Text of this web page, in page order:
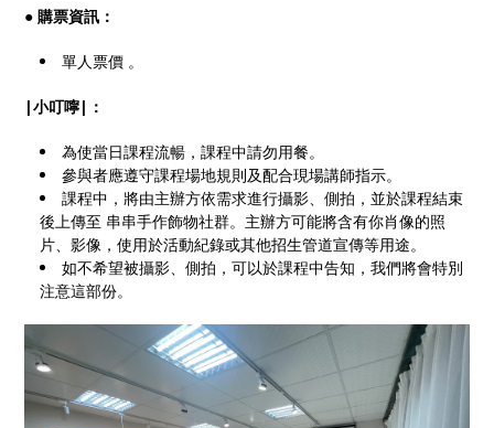
●購票資訊：
單人票價 。
|小叮嚀|：
為使當日課程流暢，課程中請勿用餐。
參與者應遵守課程場地規則及配合現場講師指示。
課程中，將由主辦方依需求進行攝影、側拍，並於課程結束
後上傳至 串串手作飾物社群。主辦方可能將含有你肖像的照
片、影像，使用於活動紀錄或其他招生管道宣傳等用途。
如不希望被攝影、側拍，可以於課程中告知，我們將會特別
注意這部份。